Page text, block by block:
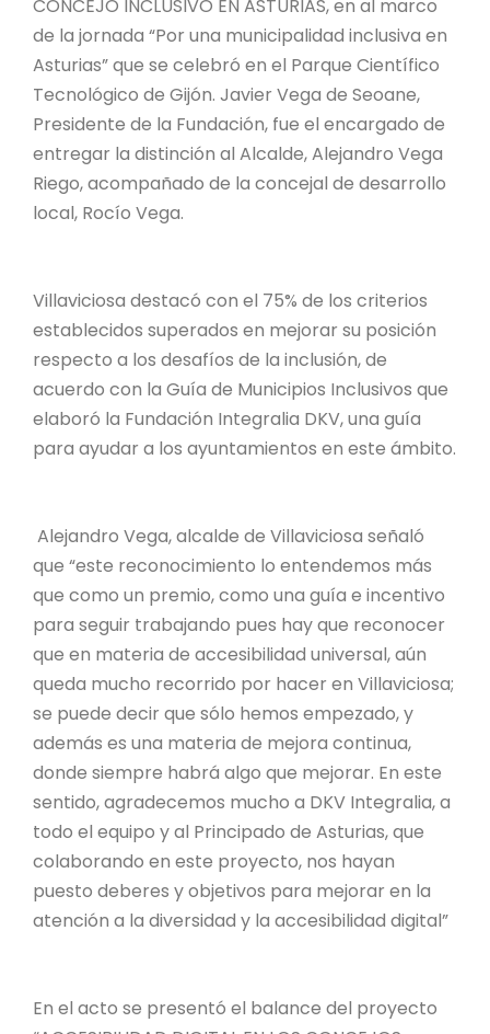
CONCEJO INCLUSIVO EN ASTURIAS, en al marco
de la jornada “Por una municipalidad inclusiva en
Asturias” que se celebró en el Parque Científico
Tecnológico de Gijón. Javier Vega de Seoane,
Presidente de la Fundación, fue el encargado de
entregar la distinción al Alcalde, Alejandro Vega
Riego, acompañado de la concejal de desarrollo
local, Rocío Vega.
Villaviciosa destacó con el 75% de los criterios
establecidos superados en mejorar su posición
respecto a los desafíos de la inclusión, de
acuerdo con la Guía de Municipios Inclusivos que
elaboró la Fundación Integralia DKV, una guía
para ayudar a los ayuntamientos en este ámbito.
Alejandro Vega, alcalde de Villaviciosa señaló
que “este reconocimiento lo entendemos más
que como un premio, como una guía e incentivo
para seguir trabajando pues hay que reconocer
que en materia de accesibilidad universal, aún
queda mucho recorrido por hacer en Villaviciosa;
se puede decir que sólo hemos empezado, y
además es una materia de mejora continua,
donde siempre habrá algo que mejorar. En este
sentido, agradecemos mucho a DKV Integralia, a
todo el equipo y al Principado de Asturias, que
colaborando en este proyecto, nos hayan
puesto deberes y objetivos para mejorar en la
atención a la diversidad y la accesibilidad digital”
En el acto se presentó el balance del proyecto